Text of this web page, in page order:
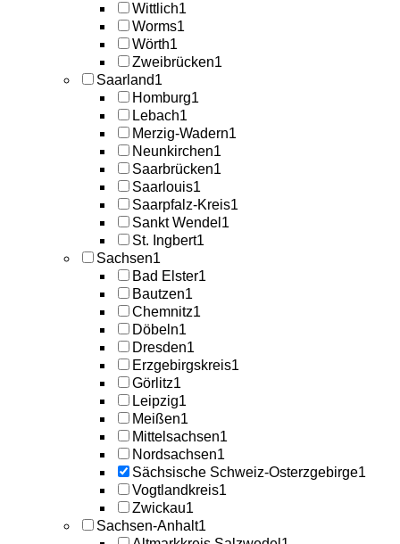
Wittlich1
Worms1
Wörth1
Zweibrücken1
Saarland1
Homburg1
Lebach1
Merzig-Wadern1
Neunkirchen1
Saarbrücken1
Saarlouis1
Saarpfalz-Kreis1
Sankt Wendel 1
St. Ingbert1
Sachsen1
Bad Elster1
Bautzen1
Chemnitz1
Döbeln1
Dresden1
Erzgebirgskreis1
Görlitz1
Leipzig1
Meißen1
Mittelsachsen1
Nordsachsen1
Sächsische Schweiz-Osterzgebirge1
Vogtlandkreis1
Zwickau1
Sachsen-Anhalt1